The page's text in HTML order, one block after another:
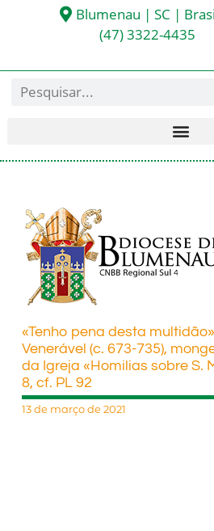
Blumenau | SC |
(47) 3322-4435
«Tenho pena desta
Venerável (c. 673-735),
da Igreja «Homilias sobre S.
8, cf. PL 92
13 de março de 2021